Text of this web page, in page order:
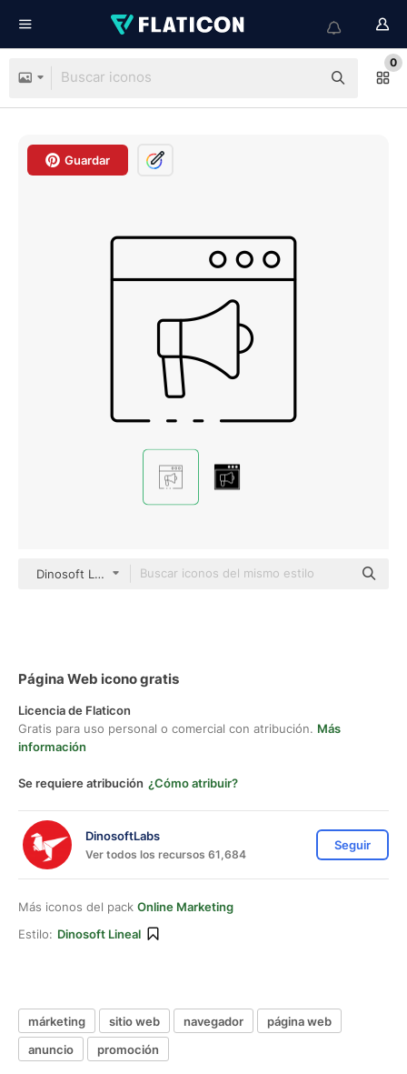
0
Guardar
Dinosoft Lineal
Página Web icono gratis
Licencia de Flaticon
Gratis para uso personal o comercial con atribución. Más
información
Se requiere atribución ¿Cómo atribuir?
DinosoftLabs
Ver todos los recursos 61,684
Seguir
Más iconos del pack Online Marketing
Estilo: Dinosoft Lineal
márketing sitio web navegador
página web
anuncio
promoción